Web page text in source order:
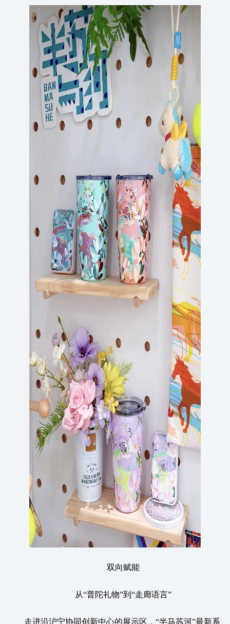
双向赋能
从“普陀礼物”到“走廊语言”
走进沿沪宁协同创新中心的展示区，“半马苏河”最新系